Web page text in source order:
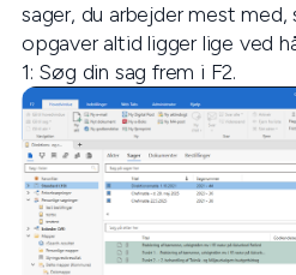
sager, du arbejder mest
opgaver altid ligger lige ved
1: Søg din sag frem i F2.